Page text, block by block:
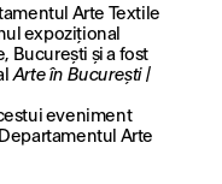
Arte Textile
expozițional
București și a fost
Arte în București |
eveniment
Arte